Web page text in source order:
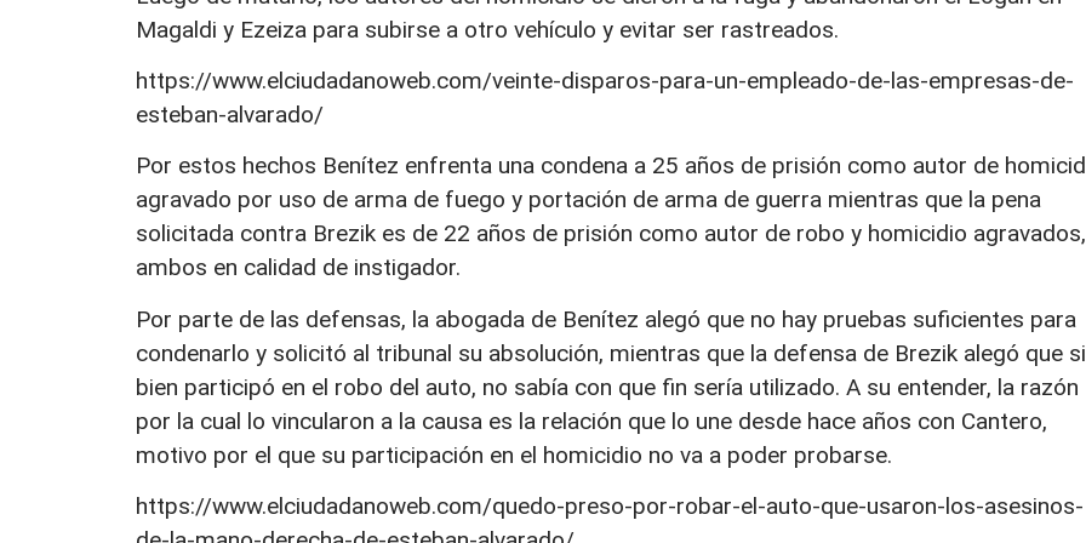
Magaldi y Ezeiza para subirse a otro vehículo y evitar ser rastreados.
https://www.elciudadanoweb.com/veinte-disparos-para-un-empleado-de-las-empresas-de-
esteban-alvarado/
Por estos hechos Benítez enfrenta una condena a 25 años de prisión como autor de
agravado por uso de arma de fuego y portación de arma de guerra mientras que la pena
solicitada contra Brezik es de 22 años de prisión como autor de robo y homicidio agravados,
ambos en calidad de instigador.
Por parte de las defensas, la abogada de Benítez alegó que no hay pruebas suficientes para
condenarlo y solicitó al tribunal su absolución, mientras que la defensa de Brezik alegó que si
bien participó en el robo del auto, no sabía con que fin sería utilizado. A su entender, la razón
por la cual lo vincularon a la causa es la relación que lo une desde hace años con Cantero,
motivo por el que su participación en el homicidio no va a poder probarse.
https://www.elciudadanoweb.com/quedo-preso-por-robar-el-auto-que-usaron-los-asesinos-